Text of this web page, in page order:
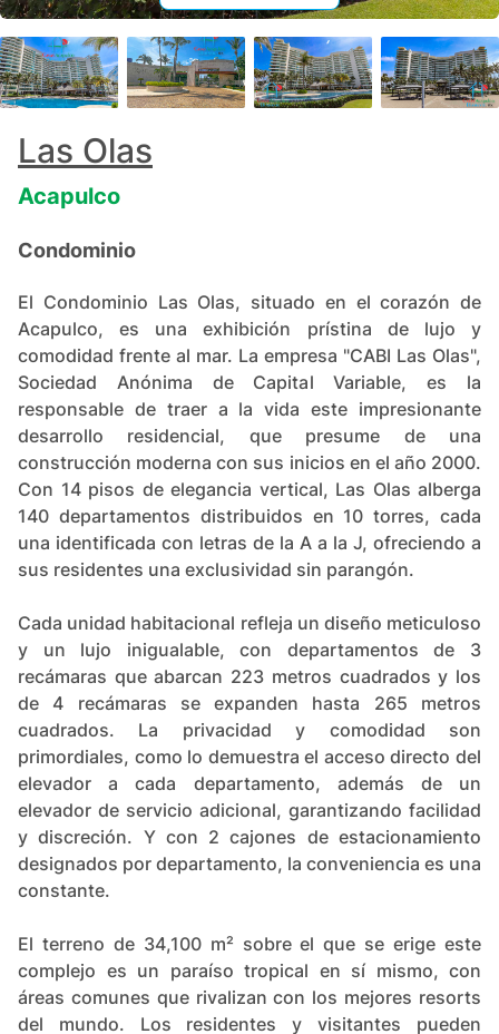
Las Olas
Acapulco
Condominio
El Condominio Las Olas, situado en el corazón de
Acapulco, es una exhibición prístina de lujo y
comodidad frente al mar. La empresa "CABI Las Olas",
Sociedad Anónima de Capital Variable, es la
responsable de traer a la vida este impresionante
desarrollo residencial, que presume de una
construcción moderna con sus inicios en el año 2000.
Con 14 pisos de elegancia vertical, Las Olas alberga
140 departamentos distribuidos en 10 torres, cada
una identificada con letras de la A a la J, ofreciendo a
sus residentes una exclusividad sin parangón.
Cada unidad habitacional refleja un diseño meticuloso
y un lujo inigualable, con departamentos de 3
recámaras que abarcan 223 metros cuadrados y los
de 4 recámaras se expanden hasta 265 metros
cuadrados. La privacidad y comodidad son
primordiales, como lo demuestra el acceso directo del
elevador a cada departamento, además de un
elevador de servicio adicional, garantizando facilidad
y discreción. Y con 2 cajones de estacionamiento
designados por departamento, la conveniencia es una
constante.
El terreno de 34,100 m² sobre el que se erige este
complejo es un paraíso tropical en sí mismo, con
áreas comunes que rivalizan con los mejores resorts
del mundo. Los residentes y visitantes pueden